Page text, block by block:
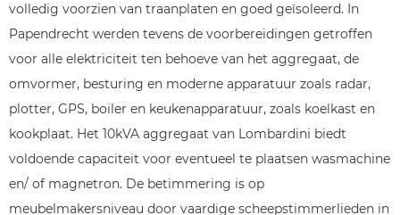
volledig voorzien van traanplaten en goed geïsoleerd. In
Papendrecht werden tevens de voorbereidingen getroffen
voor alle elektriciteit ten behoeve van het aggregaat, de
omvormer, besturing en moderne apparatuur zoals radar,
plotter, GPS, boiler en keukenapparatuur, zoals koelkast en
kookplaat. Het 10kVA aggregaat van Lombardini biedt
voldoende capaciteit voor eventueel te plaatsen wasmachine
en/ of magnetron. De betimmering is op
meubelmakersniveau door vaardige scheepstimmerlieden in